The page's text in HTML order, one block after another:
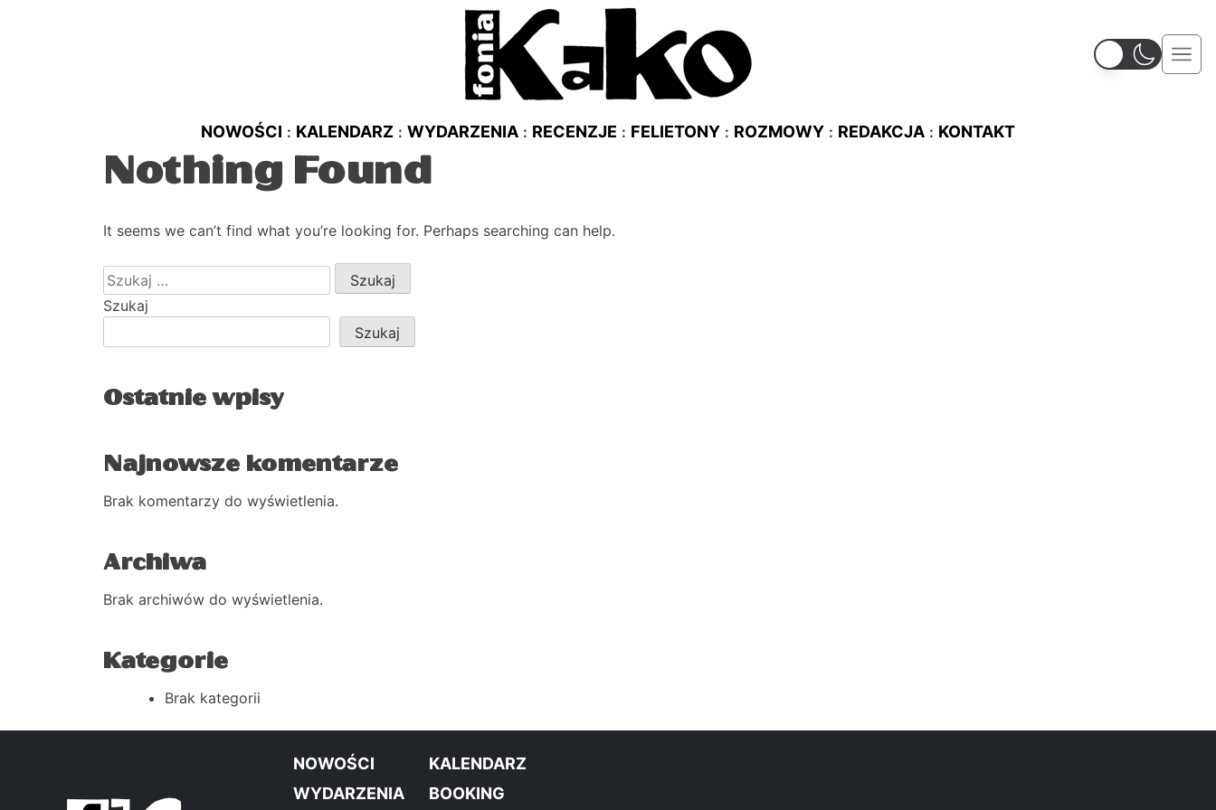
NOWOŚCI KALENDARZ WYDARZENIA RECENZJE FELIETONY ROZMOWY REDAKCJA KONTAKT
Nothing Found
It seems we can’t find what you’re looking for. Perhaps searching can help.
Szukaj:
Szukaj
Szukaj
Ostatnie wpisy
Najnowsze komentarze
Brak komentarzy do wyświetlenia.
Archiwa
Brak archiwów do wyświetlenia.
Kategorie
Brak kategorii
NOWOŚCI
KALENDARZ
WYDARZENIA
BOOKING